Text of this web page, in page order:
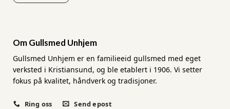
Om Gullsmed Unhjem
Gullsmed Unhjem er en familieeid gullsmed med eget
verksted i Kristiansund, og ble etablert i 1906. Vi setter
fokus på kvalitet, håndverk og tradisjoner.
Ring oss Send epost